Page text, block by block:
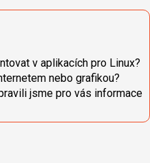
v aplikacích pro Linux?
nebo grafikou?
jsme pro vás informace